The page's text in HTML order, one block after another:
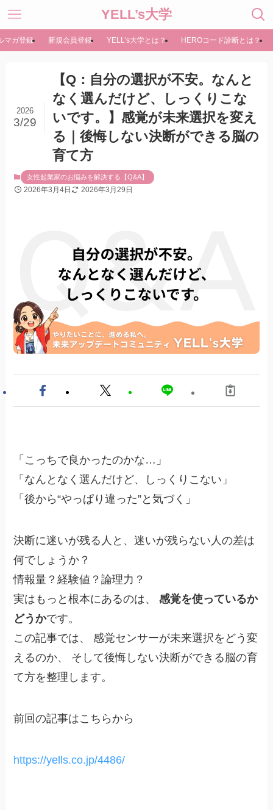
YELL’s大学
マガ登録 新規会員登録 YELL’s大学とは？ HEROコード診断とは？
【Q：自分の選択が不安。なんと
なく選んだけど、しっくりこな
いです。】感覚が未来選択を変え
る｜後悔しない決断ができる脳の
育て方
2026
3/29
女性起業家のお悩みを解決する【Q&A】
2026年3月4日 2026年3月29日
「こっちで良かったのかな…」
「なんとなく選んだけど、しっくりこない」
「後から“やっぱり違った”と気づく」
決断に迷いが残る人と、迷いが残らない人の差は
何でしょうか？
情報量？経験値？論理力？
実はもっと根本にあるのは、感覚を使っているか
どうかです。
この記事では、 感覚センサーが未来選択をどう変
えるのか、 そして後悔しない決断ができる脳の育
て方を整理します。
前回の記事はこちらから
https://yells.co.jp/4486/